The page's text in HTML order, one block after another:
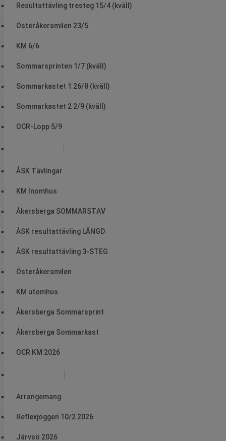
Resultattävling tresteg 15/4 (kväll)
Österåkersmilen 23/5
KM 6/6
Sommarsprinten 1/7 (kväll)
Sommarkastet 1 26/8 (kväll)
Sommarkastet 2 2/9 (kväll)
OCR-Lopp 5/9
ÅSK Tävlingar
KM Inomhus
Åkersberga SOMMARSTAV
ÅSK resultattävling LÄNGD
ÅSK resultattävling 3-STEG
Österåkersmilen
KM utomhus
Åkersberga Sommarsprint
Åkersberga Sommarkast
OCR KM 2026
Arrangemang
Reflexjoggen 10/2 2026
Järvsö 2026